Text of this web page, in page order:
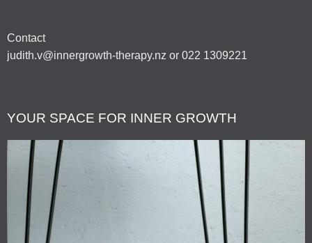
Contact
judith.v@innergrowth-therapy.nz or 022 1309221
YOUR SPACE FOR INNER GROWTH